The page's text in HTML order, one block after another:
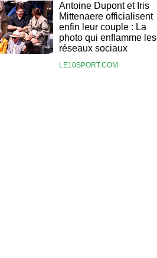
Antoine Dupont et Iris
Mittenaere officialisent
enfin leur couple : La
photo qui enflamme les
réseaux sociaux
LE10SPORT.COM